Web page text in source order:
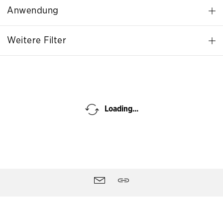
Anwendung
Weitere Filter
Loading...
Kontakt